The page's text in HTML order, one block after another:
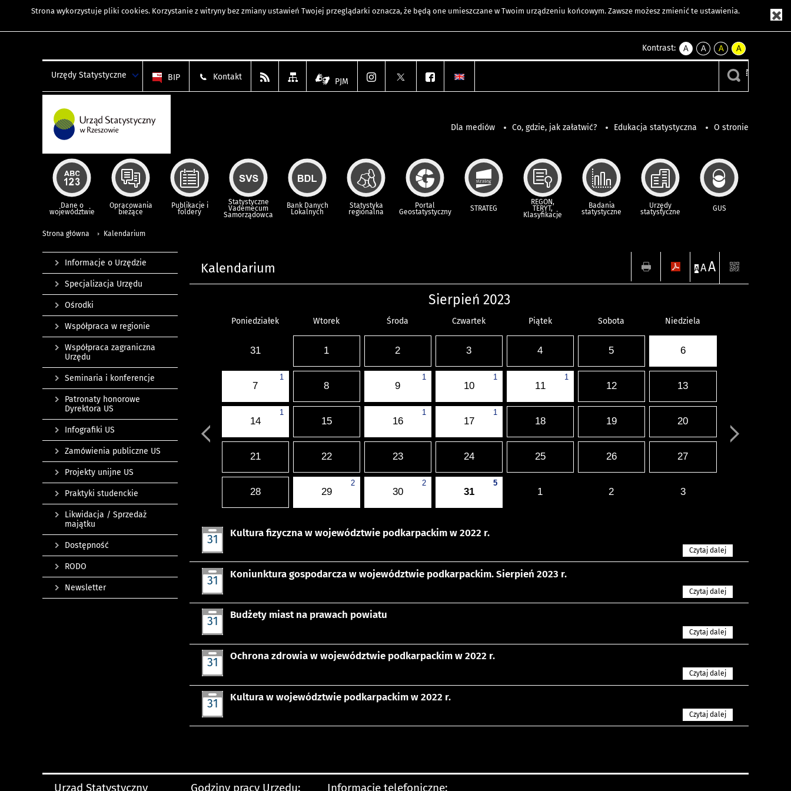
Strona wykorzystuje pliki cookies. Korzystanie z witryny bez zmiany ustawień Twojej przeglądarki oznacza, że będą one umieszczane w Twoim urządzeniu końcowym. Zawsze możesz zmienić te ustawienia.
Kontrast:
A
kontrast
A
kontrast
czarnym
A
kontrast
żółty
tekst
czarnym
A
kontrast
czarny
tekst
żółtym
Urzędy Statystyczne BIP Kontakt PJM
Dla mediów Co, gdzie, jak załatwić? Edukacja statystyczna O stronie
Dane o
województwie
Opracowania
bieżące
Publikacje i
foldery
Statystyczne
Vademecum
Samorządowca
Bank Danych
Lokalnych
Statystyka
regionalna
Portal
Geostatystyczny STRATEG
REGON,
TERYT,
Klasyfikacje
Badania
statystyczne
Urzędy
statystyczne GUS
Strona główna Kalendarium
Kalendarium A AA
Sierpień 2023
Poniedziałek Wtorek Środa Czwartek Piątek Sobota Niedziela
31 1 2 3 4 5 6
1
7 8
1
9
1
10
1
11 12 13
1
14 15
1
16
1
17 18 19 20
21 22 23 24 25 26 27
28
2
29
2
30
5
31 1 2 3
31 Kultura fizyczna w województwie podkarpackim w 2022 r.
Czytaj dalej
31 Koniunktura gospodarcza w województwie podkarpackim. Sierpień 2023 r.
Czytaj dalej
31 Budżety miast na prawach powiatu
Czytaj dalej
31 Ochrona zdrowia w województwie podkarpackim w 2022 r.
Czytaj dalej
31 Kultura w województwie podkarpackim w 2022 r.
Czytaj dalej
Informacje o Urzędzie
Specjalizacja Urzędu
Ośrodki
Współpraca w regionie
Współpraca zagraniczna
Urzędu
Seminaria i konferencje
Patronaty honorowe
Dyrektora US
Infografiki US
Zamówienia publiczne US
Projekty unijne US
Praktyki studenckie
Likwidacja / Sprzedaż
majątku
Dostępność
RODO
Newsletter
Urząd Statystyczny Godziny pracy Urzędu: Informacje telefoniczne: